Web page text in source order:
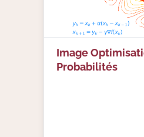
Image
Probabilités